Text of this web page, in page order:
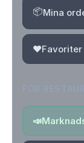
📦Mina
❤️
📣